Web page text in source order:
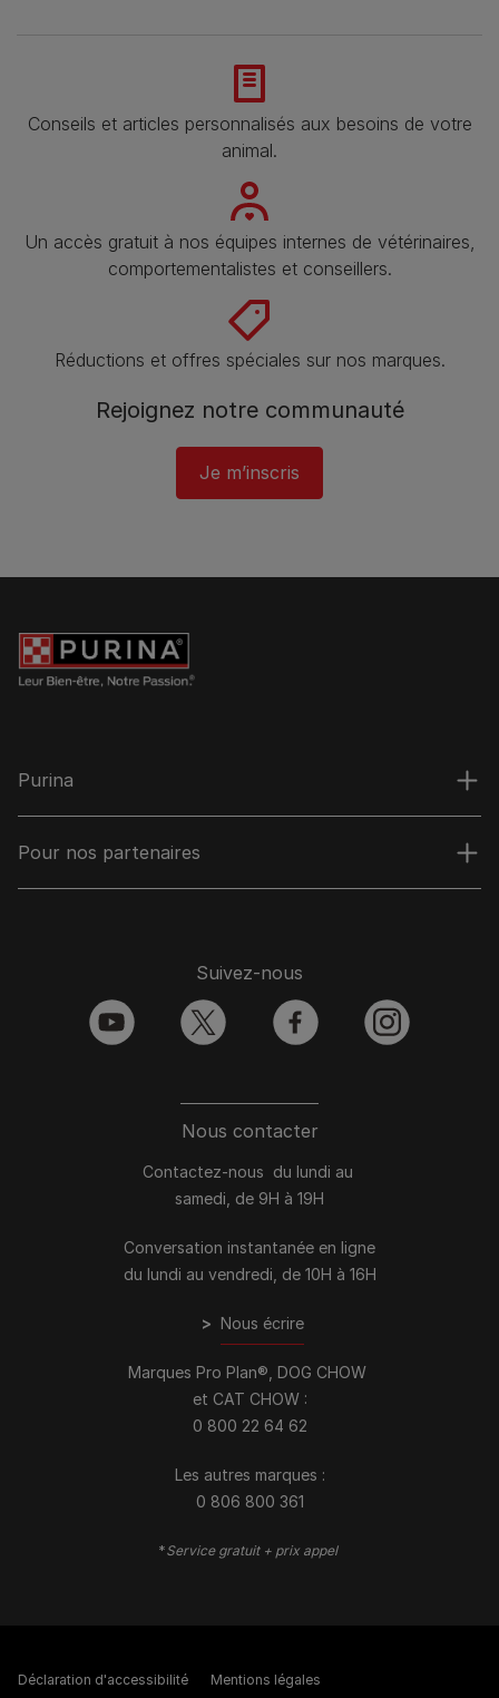
Conseils et articles personnalisés aux besoins de votre
animal​.
Un accès gratuit à nos équipes internes de vétérinaires,
comportementalistes et conseillers.
Réductions et offres spéciales sur nos marques.
Rejoignez notre communauté
Je m’inscris
Purina
Pour nos partenaires
Nous contacter
Contactez-nous du lundi au
samedi, de 9H à 19H
Conversation instantanée en ligne
du lundi au vendredi, de 10H à 16H
> Nous écrire
Marques Pro Plan®, DOG CHOW
et CAT CHOW :
0 800 22 64 62
Les autres marques :​
0 806 800 361
*Service gratuit + prix appel
Suivez-nous
youtube twitter facebook instagram
Déclaration d'accessibilité Mentions légales